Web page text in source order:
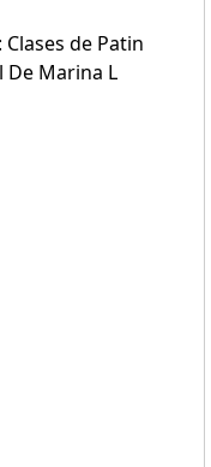
de Patin
De Marina L